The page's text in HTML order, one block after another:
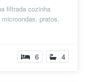
filtrada cozinha
pratos,
6 4